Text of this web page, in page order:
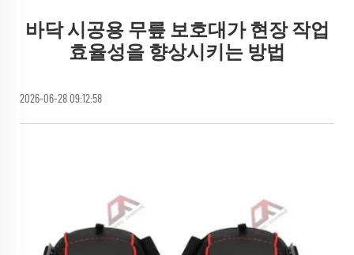
바닥 시공용 무릎 보호대가 현장 작업
효율성을 향상시키는 방법
2026-06-28 09:12:58